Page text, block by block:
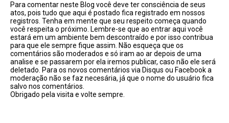
Para comentar neste Blog você deve ter consciência de seus
atos, pois tudo que aqui é postado fica registrado em nossos
registros. Tenha em mente que seu respeito começa quando
você respeita o próximo. Lembre-se que ao entrar aqui você
estará em um ambiente bem descontraído e por isso contribua
para que ele sempre fique assim. Não esqueça que os
comentários são moderados e só iram ao ar depois de uma
analise e se passarem por ela iremos publicar, caso não ele será
deletado. Para os novos comentários via Disqus ou Facebook a
moderação não se faz necesária, já que o nome do usuário fica
salvo nos comentários.
Obrigado pela visita e volte sempre.